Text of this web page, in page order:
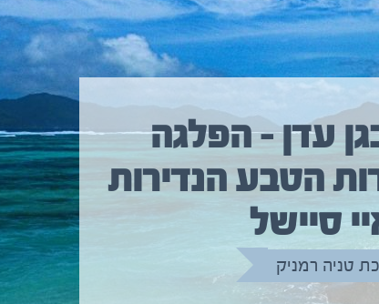
עדן – הפלגה
הטבע הנדירות
סיישל
טניה רמניק